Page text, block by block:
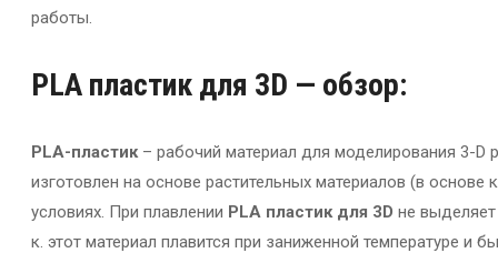
работы.
PLA пластик для 3D — обзор:
PLA-пластик– рабочий материал для моделирования 3-D
изготовлен на основе растительных материалов (в
условиях. При плавлении PLA пластик для 3D не
к. этот материал плавится при заниженной температуре и